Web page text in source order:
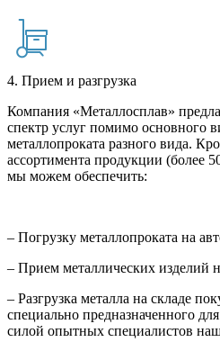
4. Прием и разгрузка
Компания «Металлосплав»
спектр услуг помимо основного
металлопроката разного вида.
ассортимента продукции (более
мы можем обеспечить:
– Погрузку металлопроката на
– Прием металлических изделий
– Разгрузка металла на складе
специально предназначенного
силой опытных специалистов